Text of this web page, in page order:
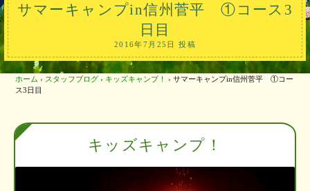
サマーキャンプin信州菅平 ①コース3
日目
2016年7月25日 投稿
ホーム › スタッフブログ › キッズキャンプ！ › サマーキャンプin信州菅平 ①コー
ス3日目
キッズキャンプ！